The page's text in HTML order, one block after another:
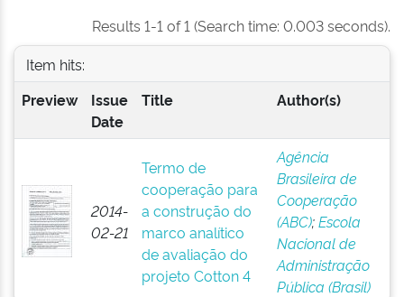
Results 1-1 of 1 (Search time: 0.003 seconds).
Item hits:
Preview
Issue
Date
Title Author(s)
2014-
02-21
Termo de
cooperação para
a construção do
marco analítico
de avaliação do
projeto Cotton 4
Agência
Brasileira de
Cooperação
(ABC);Escola
Nacional de
Administração
Pública (Brasil)